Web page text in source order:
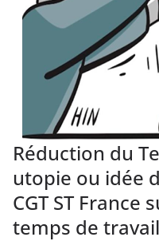
Réduction du
utopie ou idée
CGT ST
temps de